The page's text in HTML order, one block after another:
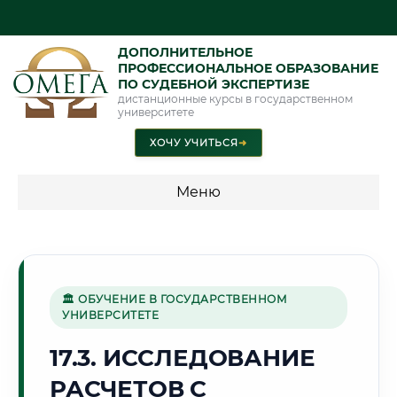
ДОПОЛНИТЕЛЬНОЕ
ПРОФЕССИОНАЛЬНОЕ ОБРАЗОВАНИЕ
ПО СУДЕБНОЙ ЭКСПЕРТИЗЕ
дистанционные курсы в государственном
университете
ХОЧУ УЧИТЬСЯ➜
Меню
специальности"
Стоимость по программам обучения "Судебная экспертиза"
Стоимость по программам обучения "Экспертиза"
🏛 ОБУЧЕНИЕ В ГОСУДАРСТВЕННОМ
УНИВЕРСИТЕТЕ
17.3. ИССЛЕДОВАНИЕ
РАСЧЕТОВ С